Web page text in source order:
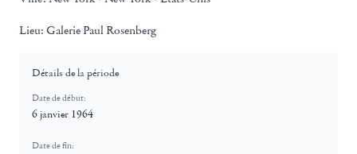
Lieu: Galerie Paul Rosenberg
Détails de la période
Date de début:
6 janvier 1964
Date de fin: